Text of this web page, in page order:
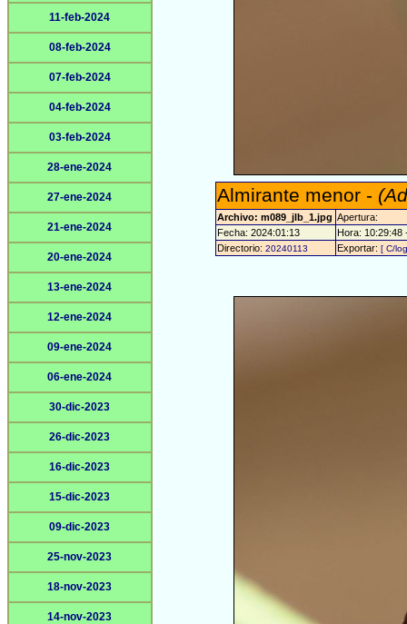
11-feb-2024
08-feb-2024
07-feb-2024
04-feb-2024
03-feb-2024
28-ene-2024
27-ene-2024
21-ene-2024
20-ene-2024
13-ene-2024
12-ene-2024
09-ene-2024
06-ene-2024
30-dic-2023
26-dic-2023
16-dic-2023
15-dic-2023
09-dic-2023
25-nov-2023
18-nov-2023
14-nov-2023
Almirante menor -
Archivo: m089_jlb_1.jpg Apertura:
Fecha: 2024:01:13
Hora: 10:29:48
Directorio:20240113 Exportar:[ C/